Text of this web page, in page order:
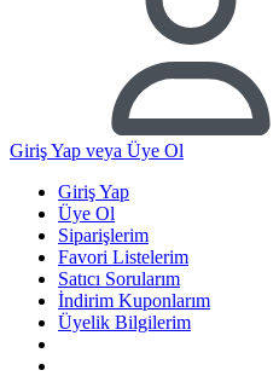
Giriş Yap veya Üye Ol
Giriş Yap
Üye Ol
Siparişlerim
Favori Listelerim
Satıcı Sorularım
İndirim Kuponlarım
Üyelik Bilgilerim